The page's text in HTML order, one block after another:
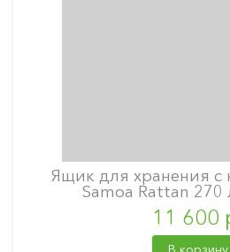
Ящик для хранения
Samoa Rattan 270
11 600